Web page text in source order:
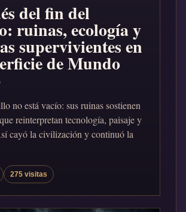
del fin del
ruinas, ecología y
supervivientes en
de Mundo
no está vacío: sus ruinas sostienen
reinterpretan tecnología, paisaje y
cayó la civilización y continuó la
275 visitas